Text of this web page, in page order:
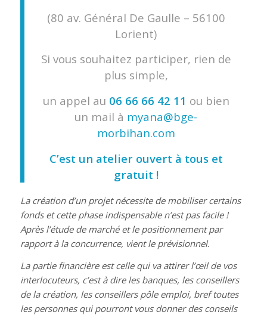
(80 av. Général De Gaulle – 56100
Lorient)
Si vous souhaitez participer, rien de
plus simple,
un appel au 06 66 66 42 11 ou bien
un mail à myana@bge-
morbihan.com
C’est un atelier ouvert à tous et
gratuit !
La création d’un projet nécessite de mobiliser certains
fonds et cette phase indispensable n’est pas facile !
Après l’étude de marché et le positionnement par
rapport à la concurrence, vient le prévisionnel.
La partie financière est celle qui va attirer l’œil de vos
interlocuteurs, c’est à dire les banques, les conseillers
de la création, les conseillers pôle emploi, bref toutes
les personnes qui pourront vous donner des conseils